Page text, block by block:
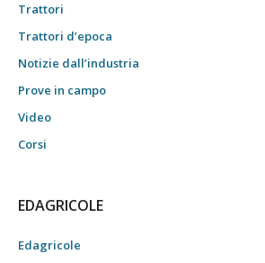
Trattori
Trattori d’epoca
Notizie dall’industria
Prove in campo
Video
Corsi
EDAGRICOLE
Edagricole